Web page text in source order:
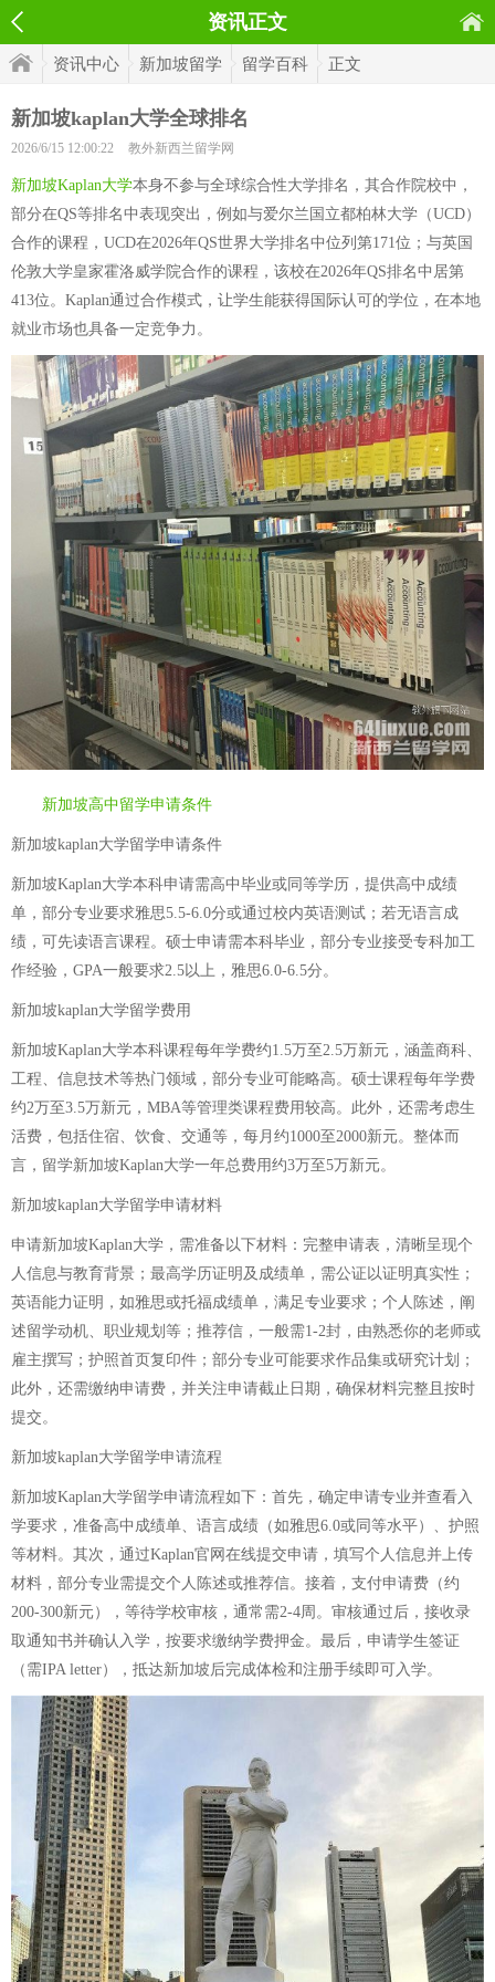
资讯正文
资讯中心 新加坡留学 留学百科 正文
新加坡kaplan大学全球排名
2026/6/15 12:00:22 教外新西兰留学网
新加坡Kaplan大学本身不参与全球综合性大学排名，其合作院校中，
部分在QS等排名中表现突出，例如与爱尔兰国立都柏林大学（UCD）
合作的课程，UCD在2026年QS世界大学排名中位列第171位；与英国
伦敦大学皇家霍洛威学院合作的课程，该校在2026年QS排名中居第
413位。Kaplan通过合作模式，让学生能获得国际认可的学位，在本地
就业市场也具备一定竞争力。
新加坡高中留学申请条件
新加坡kaplan大学留学申请条件
新加坡Kaplan大学本科申请需高中毕业或同等学历，提供高中成绩
单，部分专业要求雅思5.5-6.0分或通过校内英语测试；若无语言成
绩，可先读语言课程。硕士申请需本科毕业，部分专业接受专科加工
作经验，GPA一般要求2.5以上，雅思6.0-6.5分。
新加坡kaplan大学留学费用
新加坡Kaplan大学本科课程每年学费约1.5万至2.5万新元，涵盖商科、
工程、信息技术等热门领域，部分专业可能略高。硕士课程每年学费
约2万至3.5万新元，MBA等管理类课程费用较高。此外，还需考虑生
活费，包括住宿、饮食、交通等，每月约1000至2000新元。整体而
言，留学新加坡Kaplan大学一年总费用约3万至5万新元。
新加坡kaplan大学留学申请材料
申请新加坡Kaplan大学，需准备以下材料：完整申请表，清晰呈现个
人信息与教育背景；最高学历证明及成绩单，需公证以证明真实性；
英语能力证明，如雅思或托福成绩单，满足专业要求；个人陈述，阐
述留学动机、职业规划等；推荐信，一般需1-2封，由熟悉你的老师或
雇主撰写；护照首页复印件；部分专业可能要求作品集或研究计划；
此外，还需缴纳申请费，并关注申请截止日期，确保材料完整且按时
提交。
新加坡kaplan大学留学申请流程
新加坡Kaplan大学留学申请流程如下：首先，确定申请专业并查看入
学要求，准备高中成绩单、语言成绩（如雅思6.0或同等水平）、护照
等材料。其次，通过Kaplan官网在线提交申请，填写个人信息并上传
材料，部分专业需提交个人陈述或推荐信。接着，支付申请费（约
200-300新元），等待学校审核，通常需2-4周。审核通过后，接收录
取通知书并确认入学，按要求缴纳学费押金。最后，申请学生签证
（需IPA letter），抵达新加坡后完成体检和注册手续即可入学。